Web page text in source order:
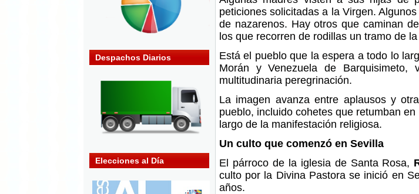
Despachos Diarios
Elecciones al Día
peticiones solicitadas a la Virgen.
de nazarenos. Hay otros que caminan
los que recorren de rodillas un tramo de
Está el pueblo que la espera a todo lo
Morán y Venezuela de
multitudinaria peregrinación.
La imagen avanza entre aplausos y
pueblo, incluido cohetes que retumban
largo de la manifestación religiosa.
Un culto que comenzó en Sevilla
El párroco de la iglesia de Santa Rosa,
culto por la Divina Pastora se inició en
años.